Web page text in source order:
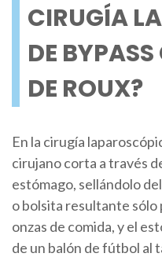
CIRUGÍA
DE
DE ROUX?
En la cirugía
cirujano corta a través
estómago, sellándolo
o bolsita resultante sólo
onzas de comida, y el
de un balón de fútbol al